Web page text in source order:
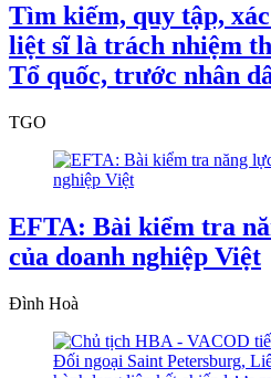
Tìm kiếm, quy tập,
liệt sĩ là trách nhiệm
Tổ quốc, trước nhân
TGO
EFTA: Bài kiểm tra
của doanh nghiệp Việt
Đình Hoà